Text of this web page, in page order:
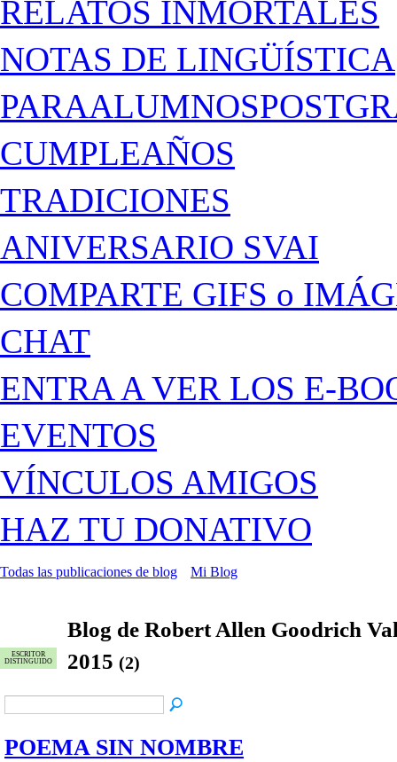
RELATOS INMORTALES
NOTAS DE LINGÜÍSTICA
CUMPLEAÑOS
TRADICIONES
ANIVERSARIO SVAI
COMPARTE GIFS o
CHAT
ENTRA A VER LOS E-
EVENTOS
VÍNCULOS AMIGOS
HAZ TU DONATIVO
Todas las publicaciones de blog Mi Blog
ESCRITOR
DISTINGUIDO
Blog de Robert Allen Goodrich
2015 (2)
POEMA SIN NOMBRE